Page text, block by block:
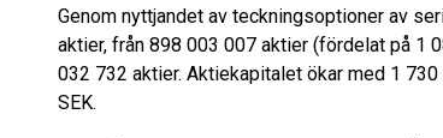
Genom nyttjandet av teckningsoptioner av
aktier, från 898 003 007 aktier (fördelat på 1
032 732 aktier. Aktiekapitalet ökar med 1
SEK.